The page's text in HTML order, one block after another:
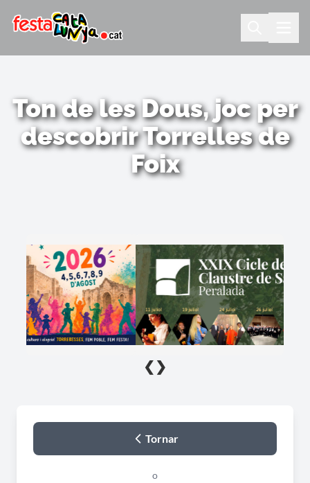
Ton de les Dous, joc per
descobrir Torrelles de
Foix
❮ ❯
Tornar
o